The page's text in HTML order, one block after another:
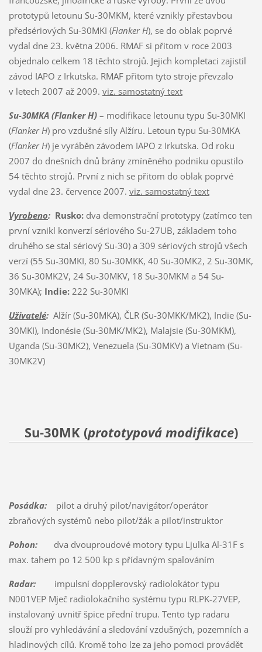
prototypů letounu Su-30MKM, které vznikly přestavbou
předsériových Su-30MKI (Flanker H), se do oblak poprvé
vydal dne 23. května 2006. RMAF si přitom v roce 2003
objednalo celkem 18 těchto strojů. Jejich kompletaci zajistil
závod IAPO z Irkutska. RMAF přitom tyto stroje převzalo
v letech 2007 až 2009. viz. samostatný text
Su-30MKA (Flanker H) – modifikace letounu typu Su-30MKI
(Flanker H) pro vzdušné síly Alžíru. Letoun typu Su-30MKA
(Flanker H) je vyráběn závodem IAPO z Irkutska. Od roku
2007 do dnešních dnů brány zmíněného podniku opustilo
54 těchto strojů. První z nich se přitom do oblak poprvé
vydal dne 23. července 2007. viz. samostatný text
Vyrobeno: Rusko:dva demonstrační prototypy (zatímco ten
první vznikl konverzí sériového Su-27UB, základem toho
druhého se stal sériový Su-30) a 309 sériových strojů všech
verzí (55 Su-30MKI, 80 Su-30MKK, 40 Su-30MK2, 2 Su-30MK,
36 Su-30MK2V, 24 Su-30MKV, 18 Su-30MKM a 54 Su-
30MKA); Indie:222 Su-30MKI
Uživatelé:Alžír (Su-30MKA), ČLR (Su-30MKK/MK2), Indie (Su-
30MKI), Indonésie (Su-30MK/MK2), Malajsie (Su-30MKM),
Uganda (Su-30MK2), Venezuela (Su-30MKV) a Vietnam (Su-
30MK2V)
Su-30MK (prototypová modifikace)
Posádka:pilot a druhý pilot/navigátor/operátor
zbraňových systémů nebo pilot/žák a pilot/instruktor
Pohon:dva dvouproudové motory typu Ljulka Al-31F s
max. tahem po 12 500 kp s přídavným spalováním
Radar:impulsní dopplerovský radiolokátor typu
N001VEP Mječ radiolokačního systému typu RLPK-27VEP,
instalovaný uvnitř špice přední trupu. Tento typ radaru
slouží pro vyhledávání a sledování vzdušných, pozemních a
hladinových cílů. Kromě toho lze za jeho pomoci provádět